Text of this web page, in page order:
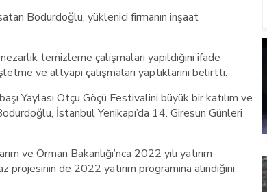
Bodurdoğlu, yüklenici firmanın inşaat
temizleme çalışmaları yapıldığını ifade
ve altyapı çalışmaları yaptıklarını belirtti.
Yaylası Otçu Göçü Festivalini büyük bir katılım ve
İstanbul Yenikapı’da 14. Giresun Günleri
ve Orman Bakanlığı’nca 2022 yılı yatırım
projesinin de 2022 yatırım programına alındığını